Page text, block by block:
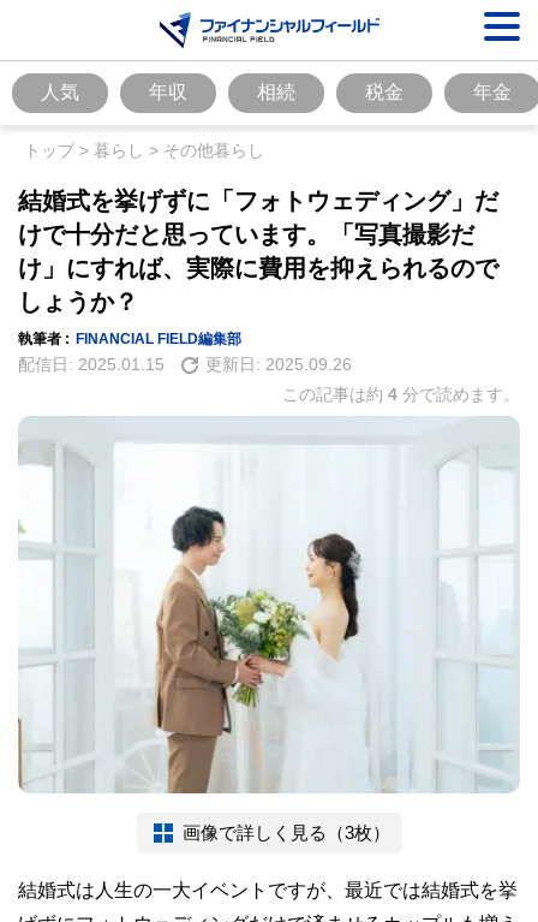
人気 年収 相続 税金 年金
トップ> 暮らし > その他暮らし
結婚式を挙げずに「フォトウェディング」だ
けで十分だと思っています。「写真撮影だ
け」にすれば、実際に費用を抑えられるので
しょうか？
執筆者 : FINANCIAL FIELD編集部
配信日: 2025.01.15 更新日: 2025.09.26
この記事は約 4 分で読めます。
画像で詳しく見る（3枚）
結婚式は人生の一大イベントですが、最近では結婚式を挙